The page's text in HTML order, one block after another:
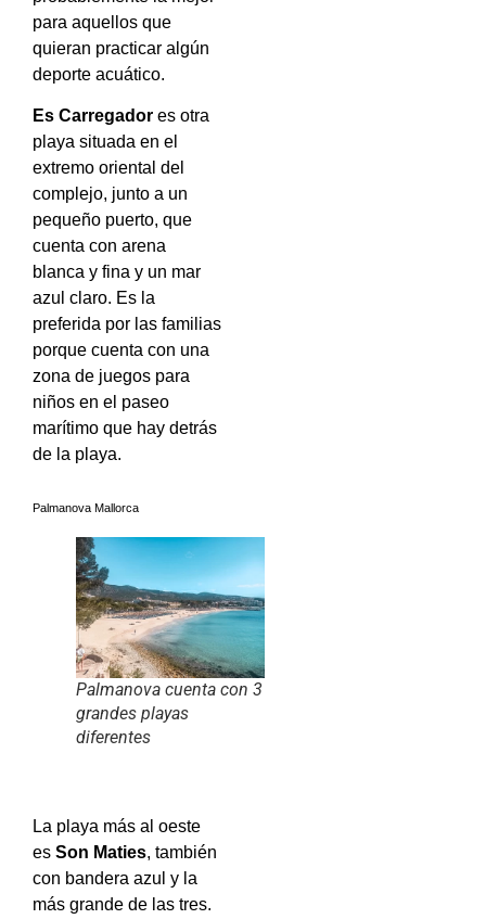
para aquellos que
quieran practicar algún
deporte acuático.
Es Carregador es otra
playa situada en el
extremo oriental del
complejo, junto a un
pequeño puerto, que
cuenta con arena
blanca y fina y un mar
azul claro. Es la
preferida por las familias
porque cuenta con una
zona de juegos para
niños en el paseo
marítimo que hay detrás
de la playa.
Palmanova Mallorca
Palmanova cuenta con 3
grandes playas
diferentes
La playa más al oeste
es Son Maties, también
con bandera azul y la
más grande de las tres.